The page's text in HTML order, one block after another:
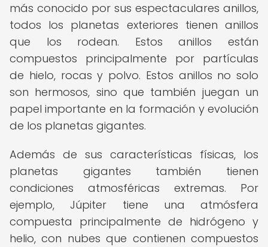
más conocido por sus espectaculares anillos,
todos los planetas exteriores tienen anillos
que los rodean. Estos anillos están
compuestos principalmente por partículas
de hielo, rocas y polvo. Estos anillos no solo
son hermosos, sino que también juegan un
papel importante en la formación y evolución
de los planetas gigantes.
Además de sus características físicas, los
planetas gigantes también tienen
condiciones atmosféricas extremas. Por
ejemplo, Júpiter tiene una atmósfera
compuesta principalmente de hidrógeno y
helio, con nubes que contienen compuestos